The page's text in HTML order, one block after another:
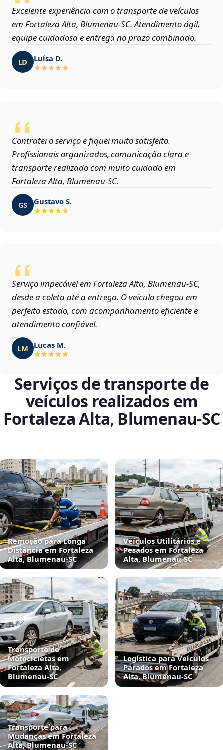
Excelente experiência com o transporte de veículos
em Fortaleza Alta, Blumenau‑SC. Atendimento ágil,
equipe cuidadosa e entrega no prazo combinado.
LD Luísa D.
Contratei o serviço e fiquei muito satisfeito.
Profissionais organizados, comunicação clara e
transporte realizado com muito cuidado em
Fortaleza Alta, Blumenau‑SC.
GS Gustavo S.
Serviço impecável em Fortaleza Alta, Blumenau‑SC,
desde a coleta até a entrega. O veículo chegou em
perfeito estado, com acompanhamento eficiente e
atendimento confiável.
LM Lucas M.
Serviços de transporte de
veículos realizados em
Fortaleza Alta, Blumenau‑SC
Remoção para Longa
Distância em Fortaleza
Alta, Blumenau‑SC
Veículos Utilitários e
Pesados em Fortaleza
Alta, Blumenau‑SC
Transporte de
Motocicletas em
Fortaleza Alta,
Blumenau‑SC
Logística para Veículos
Parados em Fortaleza
Alta, Blumenau‑SC
Transporte para
Mudanças em Fortaleza
Alta, Blumenau‑SC